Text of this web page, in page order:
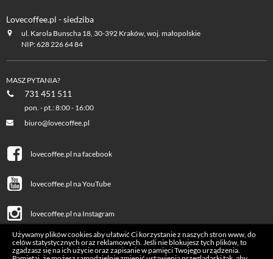
Lovecoffee.pl - siedziba
ul. Karola Bunscha 18, 30-392 Kraków, woj. małopolskie
NIP: 628 226 64 84
MASZ PYTANIA?
731 451 511
pon. - pt.: 8:00 - 16:00
biuro@lovecoffee.pl
lovecoffee.pl na facebook
lovecoffee.pl na YouTube
lovecoffee.pl na Instagram
Używamy plików cookies aby ułatwić Ci korzystanie z naszych stron www, do
celów statystycznych oraz reklamowych. Jeśli nie blokujesz tych plików, to
zgadzasz się na ich użycie oraz zapisanie w pamięci Twojego urządzenia.